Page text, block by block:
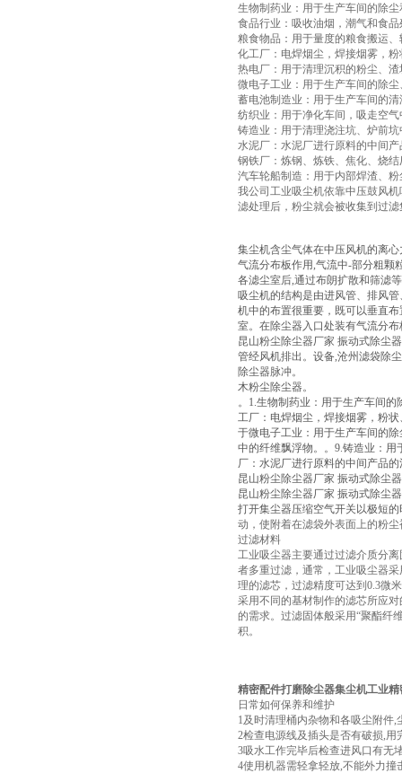
生物制药业：用于生产车间的除尘
食品行业：吸收油烟，潮气和食品
粮食物品：用于量度的粮食搬运
化工厂：电焊烟尘，焊接烟雾，
热电厂：用于清理沉积的粉尘、
微电子工业：用于生产车间的除
蓄电池制造业：用于生产车间的
纺织业：用于净化车间，吸走空
铸造业：用于清理浇注坑、炉前
水泥厂：水泥厂进行原料的中间
钢铁厂：炼钢、炼铁、焦化、烧
汽车轮船制造：用于内部焊渣、
我公司工业吸尘机依靠中压鼓风
滤处理后，粉尘就会被收集到过
集尘机含尘气体在中压风机的离
气流分布板作用,气流中-部分粗颗
各滤尘室后,通过布朗扩散和筛滤
吸尘机的结构是由进风管、排风
机中的布置很重要，既可以垂直
室。在除尘器入口处装有气流分布
昆山粉尘除尘器厂家 振动式除尘
管经风机排出。设备,沧州滤袋除
除尘器脉冲。
木粉尘除尘器。
。1.生物制药业：用于生产车间
工厂：电焊烟尘，焊接烟雾，粉
于微电子工业：用于生产车间的
中的纤维飘浮物。。9.铸造业：
厂：水泥厂进行原料的中间产品
昆山粉尘除尘器厂家 振动式除尘
昆山粉尘除尘器厂家 振动式除尘
打开集尘器压缩空气开关以极短
动，使附着在滤袋外表面上的粉
过滤材料
工业吸尘器主要通过过滤介质分
者多重过滤，通常，工业吸尘器
理的滤芯，过滤精度可达到0.3微
采用不同的基材制作的滤芯所应
的需求。过滤固体般采用“聚酯纤
积。
精密配件打磨除尘器集尘机工业精
日常如何保养和维护
1及时清理桶内杂物和各吸尘附件
2检查电源线及插头是否有破损,
3吸水工作完毕后检查进风口有无
4使用机器需轻拿轻放,不能外力撞